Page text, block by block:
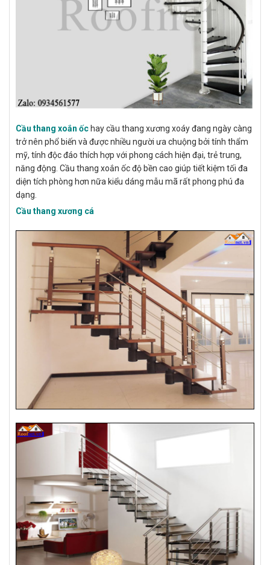
Cầu thang xoắn ốc hay cầu thang xương xoáy đang ngày càng
trở nên phổ biến và được nhiều người ưa chuộng bởi tính thẩm
mỹ, tính độc đáo thích hợp với phong cách hiện đại, trẻ trung,
năng động. Cầu thang xoắn ốc độ bền cao giúp tiết kiệm tối đa
diện tích phòng hơn nữa kiểu dáng mẫu mã rất phong phú đa
dạng.
Cầu thang xương cá